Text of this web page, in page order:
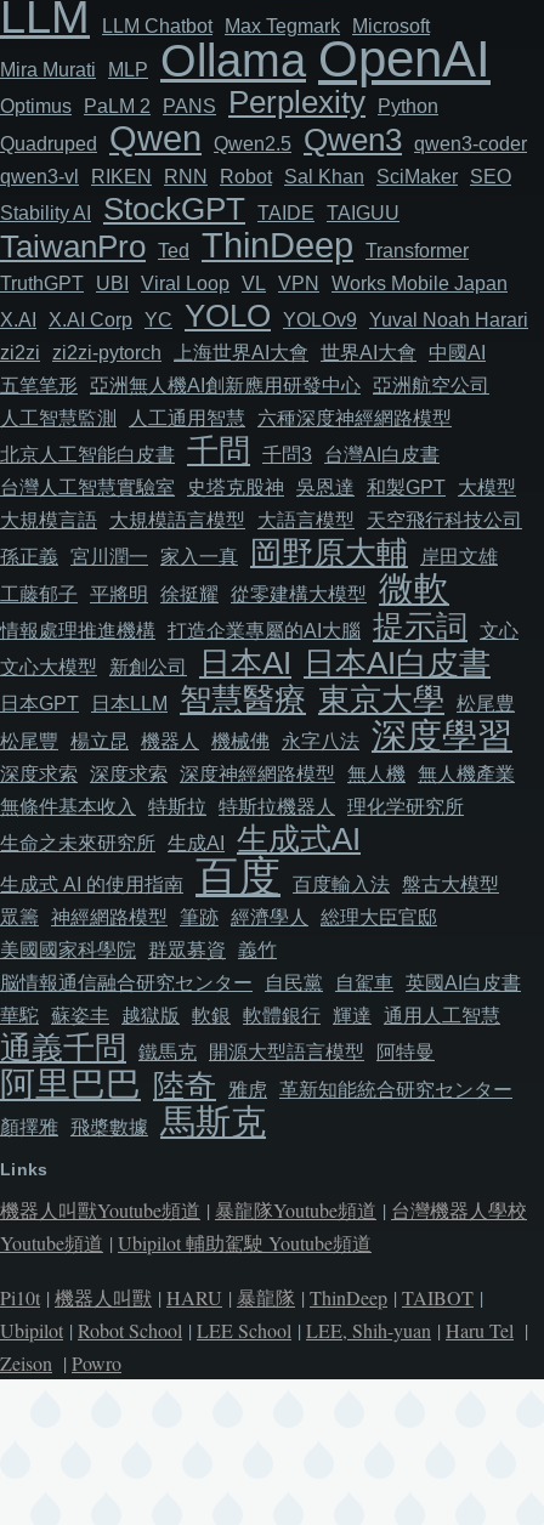
LLM LLM Chatbot Max Tegmark Microsoft
Mira Murati MLP Ollama OpenAI
Optimus PaLM 2 PANS Perplexity
Python
Quadruped
Qwen Qwen2.5 Qwen3 qwen3-coder
qwen3-vl
RIKEN RNN Robot Sal Khan SciMaker
SEO
Stability AI
StockGPT TAIDE TAIGUU
TaiwanPro Ted ThinDeep
Transformer
TruthGPT
UBI Viral Loop VL VPN
Works Mobile Japan
X.AI
X.AI Corp YC YOLO YOLOv9
Yuval Noah Harari
zi2zi
zi2zi-pytorch 上海世界AI大會 世界AI大會
中國AI
五笔笔形
亞洲無人機AI創新應用研發中心 亞洲航空公司
人工智慧監測
人工通用智慧
六種深度神經網路模型
北京人工智能白皮書 千問 千問3
台灣AI白皮書
台灣人工智慧實驗室
史塔克股神 吳恩達 和製GPT
大模型
大規模言語
大規模語言模型 大語言模型
天空飛行科技公司
孫正義
宮川潤一 家入一真 岡野原大輔
岸田文雄
工藤郁子
平將明 徐挺耀 從零建構大模型 微軟
情報處理推進機構 打造企業專屬的AI大腦 提示詞
文心
文心大模型
新創公司 日本AI 日本AI白皮書
日本GPT 日本LLM 智慧醫療 東京大學
松尾豊
松尾豐
楊立昆 機器人 機械佛 永字八法 深度學習
深度求索 深度求索 深度神經網路模型 無人機
無人機產業
無條件基本收入
特斯拉 特斯拉機器人
理化学研究所
生命之未來研究所 生成AI 生成式AI
生成式 AI 的使用指南 百度 百度輸入法 盤古大模型
眾籌
神經網路模型 筆跡 經濟學人
総理大臣官邸
美國國家科學院
群眾募資
義竹
脳情報通信融合研究センター
自民黨 自駕車 英國AI白皮書
華駝 蘇姿丰 越獄版 軟銀 軟體銀行 輝達 通用人工智慧
通義千問 鐵馬克 開源大型語言模型 阿特曼
阿里巴巴 陸奇 雅虎
革新知能統合研究センター
顏擇雅 飛槳數據 馬斯克
Links
機器人叫獸Youtube頻道 | 暴龍隊Youtube頻道 | 台灣機器人學校
Youtube頻道 | Ubipilot 輔助駕駛 Youtube頻道
Pi10t | 機器人叫獸 | HARU | 暴龍隊 | ThinDeep | TAIBOT |
Ubipilot | Robot School | LEE School | LEE, Shih-yuan | Haru Tel |
Zeison | Powro